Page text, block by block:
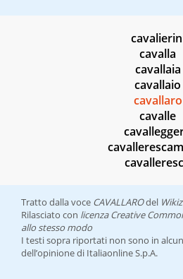
cavalla
cavallaia
cavallaio
cavallaro
cavalle
Tratto dalla voce CAVALLAROdel
Rilasciato con licenza Creative
allo stesso modo
I testi sopra riportati non sono in
dell’opinione di Italiaonline S.p.A.